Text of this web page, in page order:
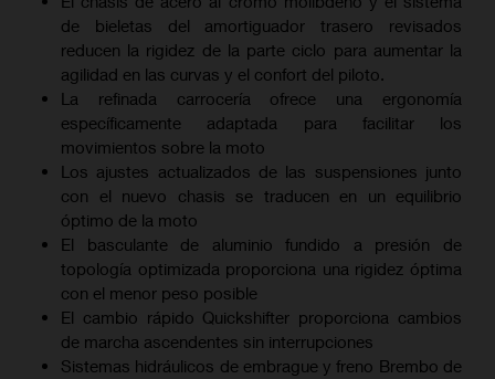
de bieletas del amortiguador trasero revisados
reducen la rigidez de la parte ciclo para aumentar la
agilidad en las curvas y el confort del piloto.
La refinada carrocería ofrece una ergonomía
específicamente adaptada para facilitar los
movimientos sobre la moto
Los ajustes actualizados de las suspensiones junto
con el nuevo chasis se traducen en un equilibrio
óptimo de la moto
El basculante de aluminio fundido a presión de
topología optimizada proporciona una rigidez óptima
con el menor peso posible
El cambio rápido Quickshifter proporciona cambios
de marcha ascendentes sin interrupciones
Sistemas hidráulicos de embrague y freno Brembo de